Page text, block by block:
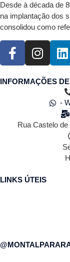
Desde à década de
na implantação dos
consolidou como
INFORMAÇÕES
-
Rua Castelo
LINKS ÚTEIS